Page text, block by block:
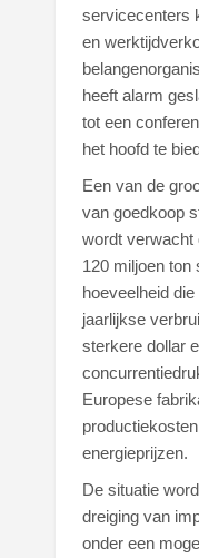
servicecenters
en
heeft alarm
tot een
het hoofd te
Een van de
van goedkoop
wordt verwacht
120 miljoen ton
hoeveelheid
jaarlijkse
sterkere dollar
Europese
energieprijzen.
De situatie
dreiging van
onder een